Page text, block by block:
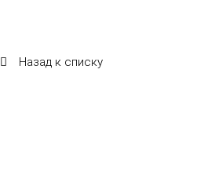
Назад к списку